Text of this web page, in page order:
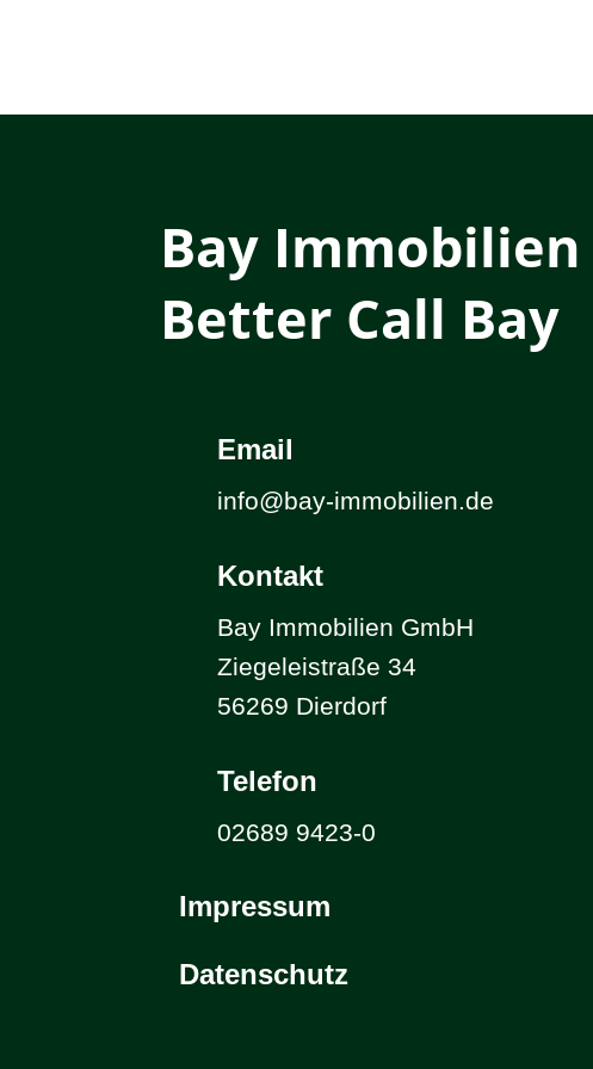
Bay
Better Call Bay
Email
info@bay-immobilien.de
Kontakt
Bay Immobilien GmbH
Ziegeleistraße 34
56269 Dierdorf
Telefon
02689 9423-0
Impressum
Datenschutz